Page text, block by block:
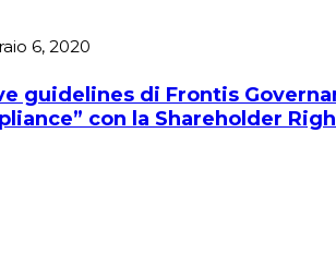
6, 2020
guidelines di Frontis
con la Shareholder